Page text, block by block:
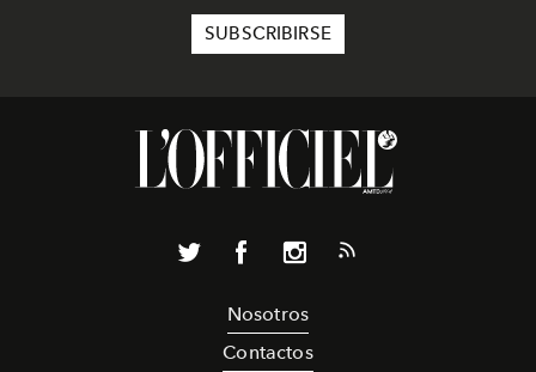
Nosotros
Contactos